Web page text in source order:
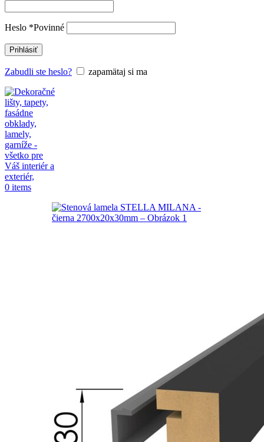
Heslo *Povinné
Prihlásiť
Zabudli ste heslo? zapamätaj si ma
0 items